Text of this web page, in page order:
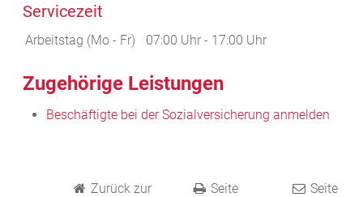
Servicezeit
Arbeitstag (Mo - Fr) 07:00 Uhr - 17:00 Uhr
Zugehörige Leistungen
Beschäftigte bei der Sozialversicherung anmelden
Zurück zur
Seite
Seite